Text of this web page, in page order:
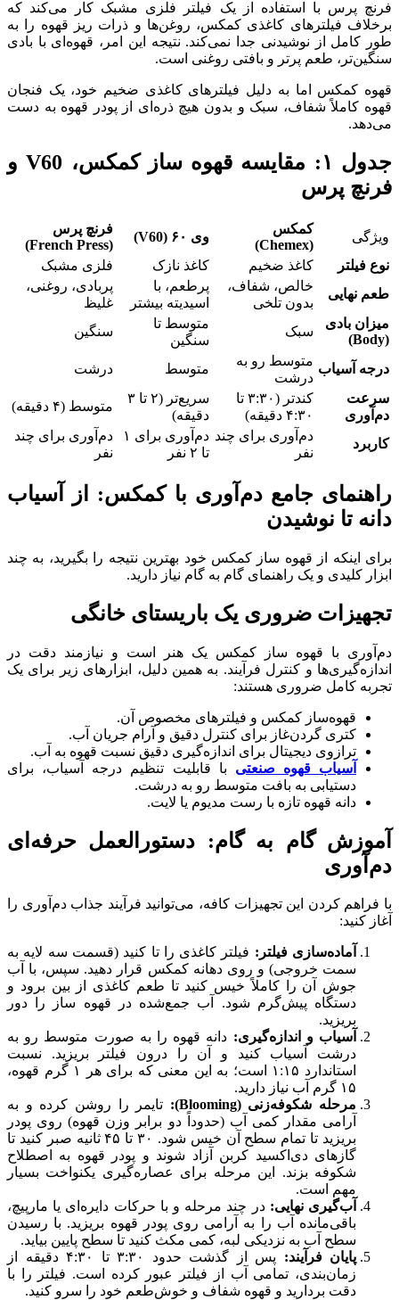
فرنچ پرس با استفاده از یک فیلتر فلزی مشبک کار می‌کند که
برخلاف فیلترهای کاغذی کمکس، روغن‌ها و ذرات ریز قهوه را به
طور کامل از نوشیدنی جدا نمی‌کند. نتیجه این امر، قهوه‌ای با بادی
سنگین‌تر، طعم پرتر و بافتی روغنی است.
قهوه کمکس اما به دلیل فیلترهای کاغذی ضخیم خود، یک فنجان
قهوه کاملاً شفاف، سبک و بدون هیچ ذره‌ای از پودر قهوه به دست
می‌دهد.
جدول ۱: مقایسه قهوه ساز کمکس، V60 و
فرنچ پرس
ویژگی
کمکس
(Chemex)
وی ۶۰ (V60)
فرنچ پرس
(French Press)
نوع فیلتر
کاغذ ضخیم کاغذ نازک
فلزی مشبک
طعم نهایی
خالص، شفاف،
بدون تلخی
پرطعم، با
اسیدیته بیشتر
پربادی، روغنی،
غلیظ
میزان بادی
(Body)
سبک
متوسط تا
سنگین
سنگین
درجه آسیاب
متوسط رو به
درشت
متوسط
درشت
سرعت
دم‌آوری
کندتر (۳:۳۰ تا
۴:۳۰ دقیقه)
سریع‌تر (۲ تا ۳
دقیقه)
متوسط (۴ دقیقه)
کاربرد
دم‌آوری برای چند
نفر
دم‌آوری برای ۱
تا ۲ نفر
دم‌آوری برای چند
نفر
راهنمای جامع دم‌آوری با کمکس: از آسیاب
دانه تا نوشیدن
برای اینکه از قهوه ساز کمکس خود بهترین نتیجه را بگیرید، به چند
ابزار کلیدی و یک راهنمای گام به گام نیاز دارید.
تجهیزات ضروری یک باریستای خانگی
دم‌آوری با قهوه ساز کمکس یک هنر است و نیازمند دقت در
اندازه‌گیری‌ها و کنترل فرآیند. به همین دلیل، ابزارهای زیر برای یک
تجربه کامل ضروری هستند:
قهوه‌ساز کمکس و فیلترهای مخصوص آن.
کتری گردن‌غاز برای کنترل دقیق و آرام جریان آب.
ترازوی دیجیتال برای اندازه‌گیری دقیق نسبت قهوه به آب.
آسیاب قهوه صنعتی با قابلیت تنظیم درجه آسیاب، برای
دستیابی به بافت متوسط رو به درشت.
دانه قهوه تازه با رست مدیوم یا لایت.
آموزش گام به گام: دستورالعمل حرفه‌ای
دم‌آوری
با فراهم کردن این تجهیزات کافه، می‌توانید فرآیند جذاب دم‌آوری را
آغاز کنید:
آماده‌سازی فیلتر : فیلتر کاغذی را تا کنید (قسمت سه لایه به
سمت خروجی) و روی دهانه کمکس قرار دهید. سپس، با آب
جوش آن را کاملاً خیس کنید تا طعم کاغذی از بین برود و
دستگاه پیش‌گرم شود. آب جمع‌شده در قهوه ساز را دور
بریزید.
آسیاب و اندازه‌گیری: دانه قهوه را به صورت متوسط رو به
درشت آسیاب کنید و آن را درون فیلتر بریزید. نسبت
استاندارد ۱:۱۵ است؛ به این معنی که برای هر ۱ گرم قهوه،
۱۵ گرم آب نیاز دارید.
مرحله شکوفه‌زنی (Blooming):
تایمر را روشن کرده و به
آرامی مقدار کمی آب (حدوداً دو برابر وزن قهوه) روی پودر
بریزید تا تمام سطح آن خیس شود. ۳۰ تا ۴۵ ثانیه صبر کنید تا
گازهای دی‌اکسید کربن آزاد شوند و پودر قهوه به اصطلاح
شکوفه بزند. این مرحله برای عصاره‌گیری یکنواخت بسیار
مهم است.
آب‌گیری نهایی: در چند مرحله و با حرکات دایره‌ای یا مارپیچ،
باقی‌مانده آب را به آرامی روی پودر قهوه بریزید. با رسیدن
سطح آب به نزدیکی لبه، کمی مکث کنید تا سطح پایین بیاید.
پایان فرآیند:
پس از گذشت حدود ۳:۳۰ تا ۴:۳۰ دقیقه از
زمان‌بندی، تمامی آب از فیلتر عبور کرده است. فیلتر را با
دقت بردارید و قهوه شفاف و خوش‌طعم خود را سرو کنید.